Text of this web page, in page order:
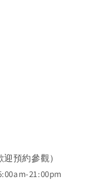
預約參觀）
21:00pm